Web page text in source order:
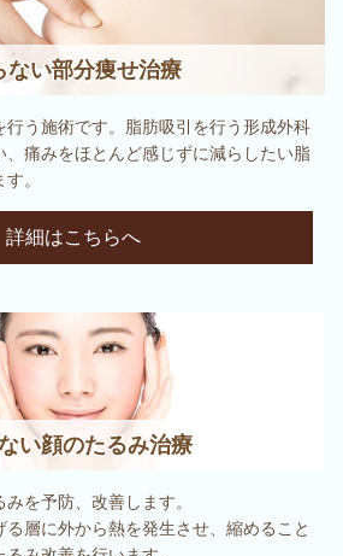
ない部分痩せ治療
う施術です。脂肪吸引を行う形成外科
痛みをほとんど感じずに減らしたい脂
。
詳細はこちらへ
い顔のたるみ治療
を予防、改善します。
層に外から熱を発生させ、縮めること